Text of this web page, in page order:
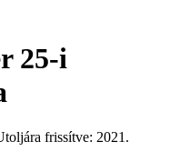
25-i
frissítve: 2021.